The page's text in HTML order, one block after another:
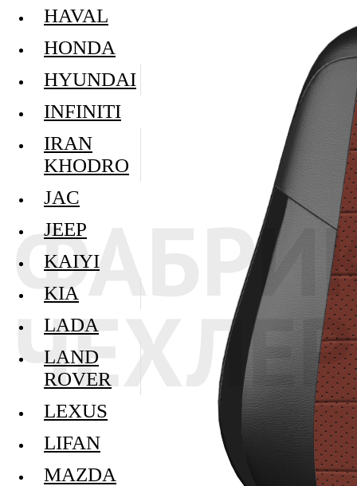
HAVAL
HONDA
HYUNDAI
INFINITI
IRAN
KHODRO
JAC
JEEP
KAIYI
KIA
LADA
LAND
ROVER
LEXUS
LIFAN
MAZDA